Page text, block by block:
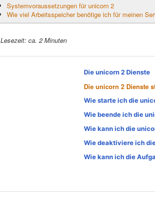
Systemvoraussetzungen für unicorn 2
Wie viel Arbeitsspeicher benötige ich für meinen
Lesezeit: ca. 2 Minuten
Die unicorn 2 Dienste
Die unicorn 2 Dienste
Wie starte ich die
Wie beende ich die
Wie kann ich die
Wie deaktiviere ich
Wie kann ich die